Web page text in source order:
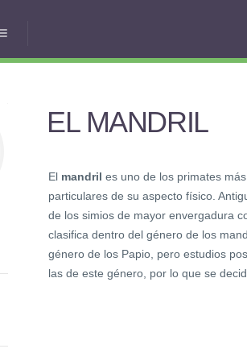
EL MANDRIL
El mandril es uno de los primates
particulares de su aspecto físico.
de los simios de mayor envergadura
clasifica dentro del género de los
género de los Papio, pero estudios
las de este género, por lo que se